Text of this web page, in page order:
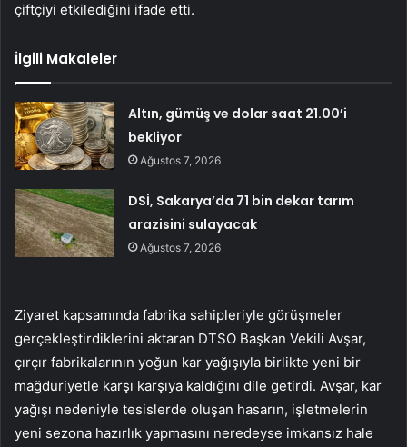
çiftçiyi etkilediğini ifade etti.
İlgili Makaleler
Altın, gümüş ve dolar saat 21.00’i
bekliyor
Ağustos 7, 2026
DSİ, Sakarya’da 71 bin dekar tarım
arazisini sulayacak
Ağustos 7, 2026
Ziyaret kapsamında fabrika sahipleriyle görüşmeler
gerçekleştirdiklerini aktaran DTSO Başkan Vekili Avşar,
çırçır fabrikalarının yoğun kar yağışıyla birlikte yeni bir
mağduriyetle karşı karşıya kaldığını dile getirdi. Avşar, kar
yağışı nedeniyle tesislerde oluşan hasarın, işletmelerin
yeni sezona hazırlık yapmasını neredeyse imkansız hale